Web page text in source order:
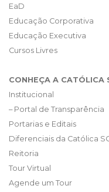
EaD
Educação Corporativa
Educação Executiva
Cursos Livres
CONHEÇA A CATÓLICA
Institucional
– Portal de Transparência
Portarias e Editais
Diferenciais da Católica
Reitoria
Tour Virtual
Agende um Tour